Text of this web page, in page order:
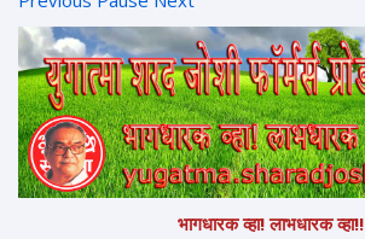
भागधारक व्हा! लाभधारक व्हा!!